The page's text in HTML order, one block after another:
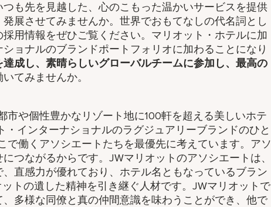
も先を見越した、心のこもった温かいサービスを提供
展させてみませんか。世界でおもてなしの代名詞とし
用情報をぜひご覧ください。マリオット・ホテルに加
ョナルのブランドポートフォリオに加わることになり
成し、素晴らしいグローバルチームに参加し、​最高の
いてみませんか。
市や個性豊かなリゾート地に100軒を超える美しいホテ
インターナショナルのラグジュアリーブランドのひと
で働くアソシエートたちを最優先に考えています。アソ
つながるからです。JWマリオットのアソシエートは、
直感力が優れており、ホテル名ともなっているブラン
トの遺した精神を引き継ぐ人材です。JWマリオットで
多様な同僚と真の仲間意識を味わうことができ、他で